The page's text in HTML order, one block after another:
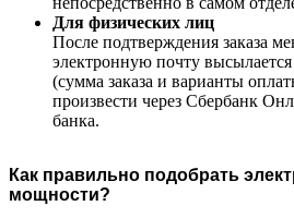
Для физических лиц
После подтверждения заказа
электронную почту
(сумма заказа и варианты
произвести через Сбербанк
банка.
Как правильно подобрать
мощности?